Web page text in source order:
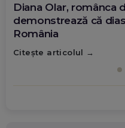
Diana Olar, românca
demonstrează că
România
Citește articolul